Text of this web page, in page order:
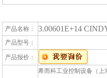
产品名称： 3.00601E+14
产品型号：
产品报价：
希而科工业控制设备（上